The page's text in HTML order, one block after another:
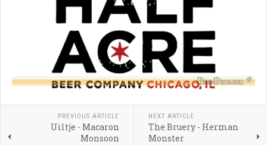
PREVIOUS ARTICLE
Uiltje - Macaron
Monsoon
NEXT ARTICLE
The Bruery - Herman
Monster